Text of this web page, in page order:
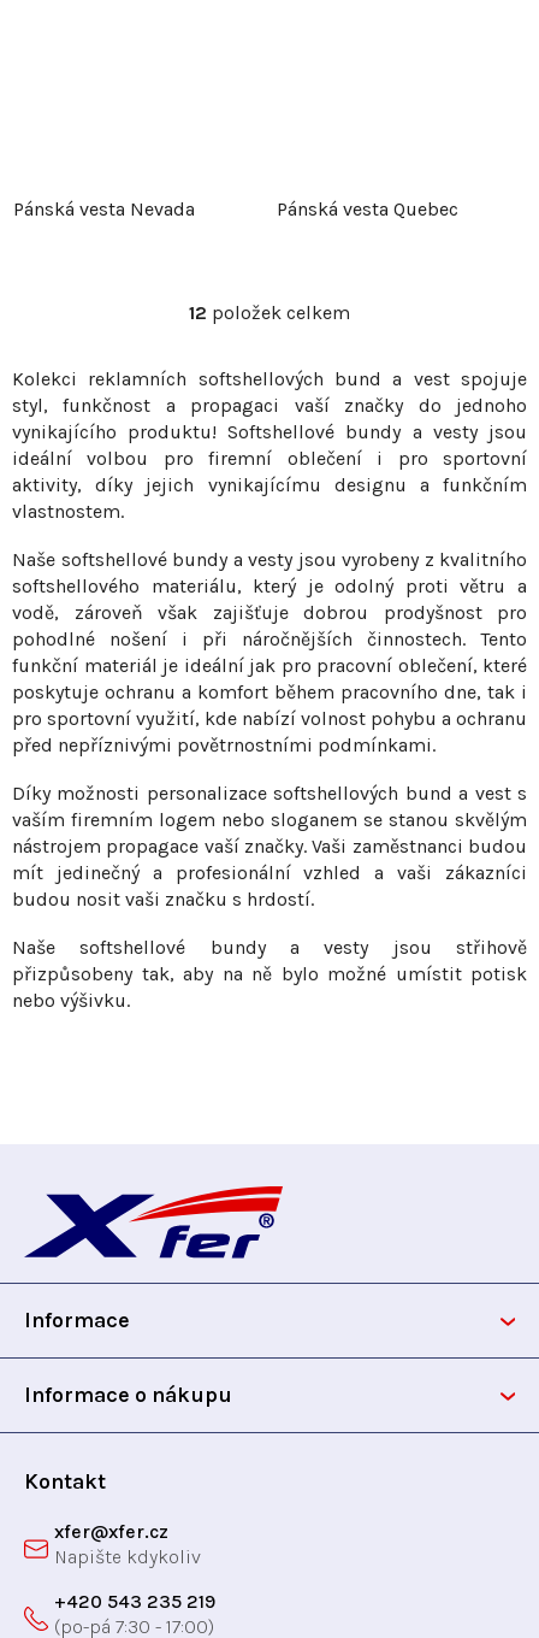
Pánská vesta Nevada Pánská vesta Quebec
O
l
á
d
a
c
p
r
v
k
y
v
ý
p
i
s
u
12 položek celkem
Kolekci reklamních softshellových bund a vest spojuje
styl, funkčnost a propagaci vaší značky do jednoho
vynikajícího produktu! Softshellové bundy a vesty jsou
ideální volbou pro firemní oblečení i pro sportovní
aktivity, díky jejich vynikajícímu designu a funkčním
vlastnostem.
Naše softshellové bundy a vesty jsou vyrobeny z kvalitního
softshellového materiálu, který je odolný proti větru a
vodě, zároveň však zajišťuje dobrou prodyšnost pro
pohodlné nošení i při náročnějších činnostech. Tento
funkční materiál je ideální jak pro pracovní oblečení, které
poskytuje ochranu a komfort během pracovního dne, tak i
pro sportovní využití, kde nabízí volnost pohybu a ochranu
před nepříznivými povětrnostními podmínkami.
Díky možnosti personalizace softshellových bund a vest s
vaším firemním logem nebo sloganem se stanou skvělým
nástrojem propagace vaší značky. Vaši zaměstnanci budou
mít jedinečný a profesionální vzhled a vaši zákazníci
budou nosit vaši značku s hrdostí.
Naše softshellové bundy a vesty jsou střihově
přizpůsobeny tak, aby na ně bylo možné umístit potisk
nebo výšivku.
p
Informace
Informace o nákupu
Kontakt
xfer@xfer.cz
+420 543 235 219